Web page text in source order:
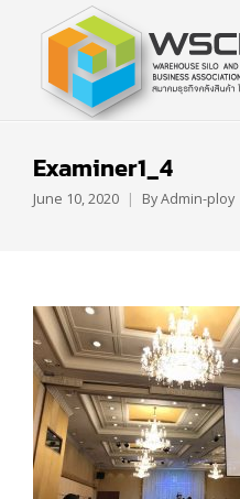
Examiner1_4
June 10, 2020 ByAdmin-ploy